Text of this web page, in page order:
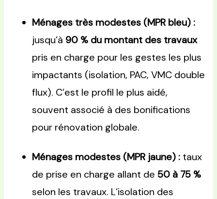
Ménages très modestes (MPR bleu) :
jusqu’à 90 % du montant des travaux
pris en charge pour les gestes les plus
impactants (isolation, PAC, VMC double
flux). C’est le profil le plus aidé,
souvent associé à des bonifications
pour rénovation globale.
Ménages modestes (MPR jaune) : taux
de prise en charge allant de 50 à 75 %
selon les travaux. L’isolation des